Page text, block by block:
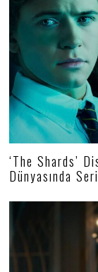
‘The Shards’
Dünyasında